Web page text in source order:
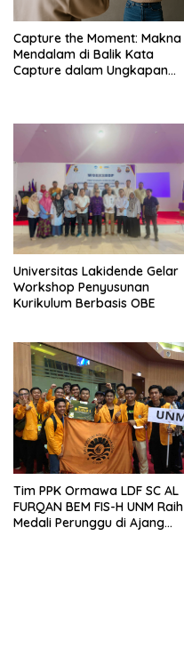
Capture the Moment: Makna
Mendalam di Balik Kata
Capture dalam Ungkapan
Universitas Lakidende Gelar
Workshop Penyusunan
Kurikulum Berbasis OBE
Tim PPK Ormawa LDF SC AL
FURQAN BEM FIS-H UNM Raih
Medali Perunggu di Ajang